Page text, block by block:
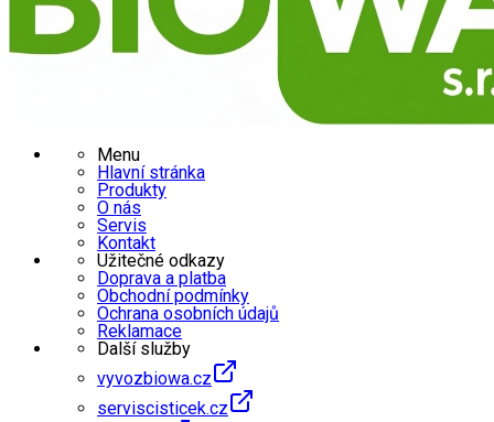
Menu
Hlavní stránka
Produkty
O nás
Servis
Kontakt
Užitečné odkazy
Doprava a platba
Obchodní podmínky
Ochrana osobních údajů
Reklamace
Další služby
vyvozbiowa.cz
serviscisticek.cz